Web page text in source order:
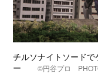
チルソナイトソード
ー©円谷プロ